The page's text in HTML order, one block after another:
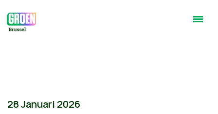
28 Januari 2026